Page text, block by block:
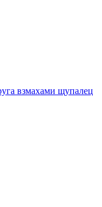
взмахами щупалец